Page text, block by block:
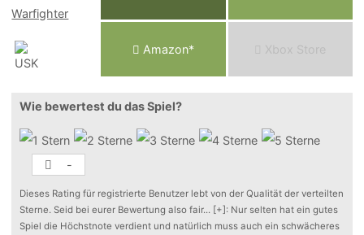
Amazon* Xbox Store
Wie bewertest du das Spiel?
-
Dieses Rating für registrierte Benutzer lebt von der Qualität der verteilten
Sterne. Seid bei eurer Bewertung also fair... [+]: Nur selten hat ein gutes
Spiel die Höchstnote verdient und natürlich muss auch ein schwächeres